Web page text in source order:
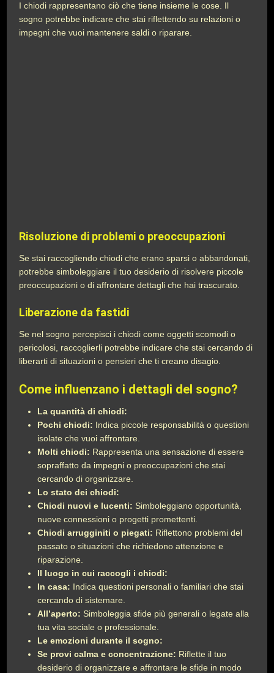
I chiodi rappresentano ciò che tiene insieme le cose. Il
sogno potrebbe indicare che stai riflettendo su relazioni o
impegni che vuoi mantenere saldi o riparare.
Risoluzione di problemi o preoccupazioni
Se stai raccogliendo chiodi che erano sparsi o abbandonati,
potrebbe simboleggiare il tuo desiderio di risolvere piccole
preoccupazioni o di affrontare dettagli che hai trascurato.
Liberazione da fastidi
Se nel sogno percepisci i chiodi come oggetti scomodi o
pericolosi, raccoglierli potrebbe indicare che stai cercando di
liberarti di situazioni o pensieri che ti creano disagio.
Come influenzano i dettagli del sogno?
La quantità di chiodi:
Pochi chiodi: Indica piccole responsabilità o questioni
isolate che vuoi affrontare.
Molti chiodi: Rappresenta una sensazione di essere
sopraffatto da impegni o preoccupazioni che stai
cercando di organizzare.
Lo stato dei chiodi:
Chiodi nuovi e lucenti: Simboleggiano opportunità,
nuove connessioni o progetti promettenti.
Chiodi arrugginiti o piegati: Riflettono problemi del
passato o situazioni che richiedono attenzione e
riparazione.
Il luogo in cui raccogli i chiodi:
In casa: Indica questioni personali o familiari che stai
cercando di sistemare.
All’aperto: Simboleggia sfide più generali o legate alla
tua vita sociale o professionale.
Le emozioni durante il sogno:
Se provi calma e concentrazione: Riflette il tuo
desiderio di organizzare e affrontare le sfide in modo